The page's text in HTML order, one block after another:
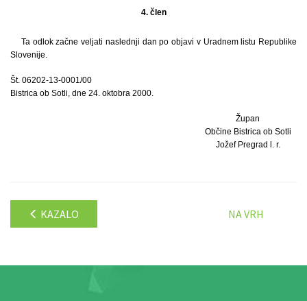
4. člen
Ta odlok začne veljati naslednji dan po objavi v Uradnem listu Republike
Slovenije.
Št. 06202-13-0001/00
Bistrica ob Sotli, dne 24. oktobra 2000.
Župan
Občine Bistrica ob Sotli
Jožef Pregrad l. r.
KAZALO NA VRH